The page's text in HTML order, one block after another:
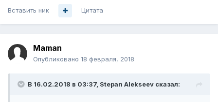
Вставить ник Цитата
Maman
Опубликовано 18 февраля, 2018
В 16.02.2018 в 03:37, Stepan Alekseev сказал: